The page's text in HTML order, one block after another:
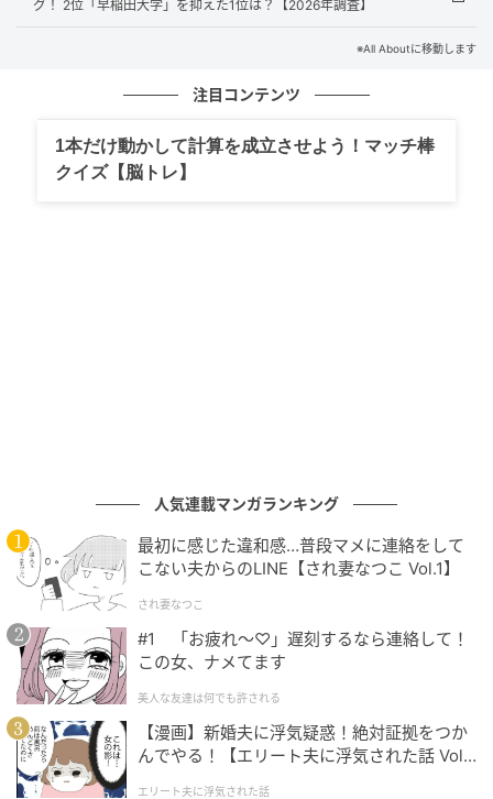
触れてほしい」「タフな人間力を養ってほしい」とい
う願いを持つ親から多くの支持を集めています。自由
中で、子どもが大きく成長することを期待する声が目
立ちました。
回答者からは「自由な校風で多様な学生が集まってい
文：綾乃岬
元記事で読む
次の記事
【広島県】「観光も温泉も楽しめる」宮島・
宮浜の温泉の魅力とは？世界遺産と美食を堪
能
グ！ 2位「早稲田大学」を抑えた1位は？【2026年調査】
※All Aboutに移動します
注目コンテンツ
1本だけ動かして計算を成立させよう！マッチ棒
クイズ【脳トレ】
人気連載マンガランキング
最初に感じた違和感…普段マメに連絡をして
こない夫からのLINE【され妻なつこ Vol.1】
され妻なつこ
#1 「お疲れ〜♡」遅刻するなら連絡して！
この女、ナメてます
美人な友達は何でも許される
【漫画】新婚夫に浮気疑惑！絶対証拠をつか
んでやる！【エリート夫に浮気された話 Vol.
エリート夫に浮気された話